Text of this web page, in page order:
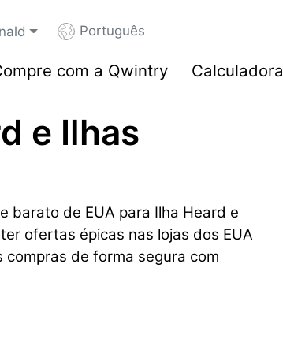
Português
com a Qwintry Calculadora
e Ilhas
barato de EUA para Ilha Heard e
ofertas épicas nas lojas dos EUA
de forma segura com